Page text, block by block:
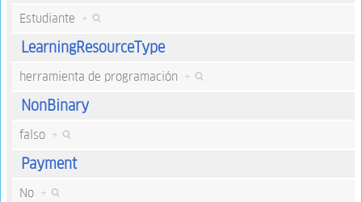
Estudiante +
LearningResourceType
herramienta de programación +
NonBinary
falso +
Payment
No +